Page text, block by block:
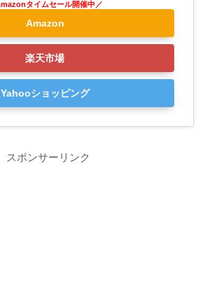
Amazon
楽天市場
Yahooショッピング
スポンサーリンク